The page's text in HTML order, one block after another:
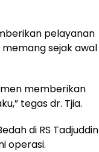
pelayanan
sejak awal
memberikan
tegas dr. Tjia.
di RS Tadjuddin
operasi.